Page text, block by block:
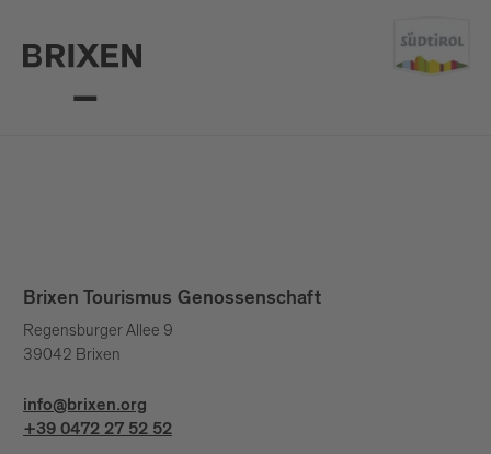
Brixen Tourismus Genossenschaft
Regensburger Allee 9
39042 Brixen
info@brixen.org
+39 0472 27 52 52